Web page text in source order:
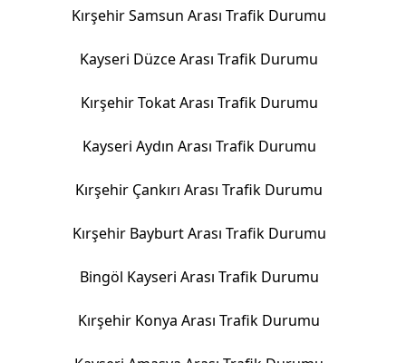
Kırşehir Samsun Arası Trafik Durumu
Kayseri Düzce Arası Trafik Durumu
Kırşehir Tokat Arası Trafik Durumu
Kayseri Aydın Arası Trafik Durumu
Kırşehir Çankırı Arası Trafik Durumu
Kırşehir Bayburt Arası Trafik Durumu
Bingöl Kayseri Arası Trafik Durumu
Kırşehir Konya Arası Trafik Durumu